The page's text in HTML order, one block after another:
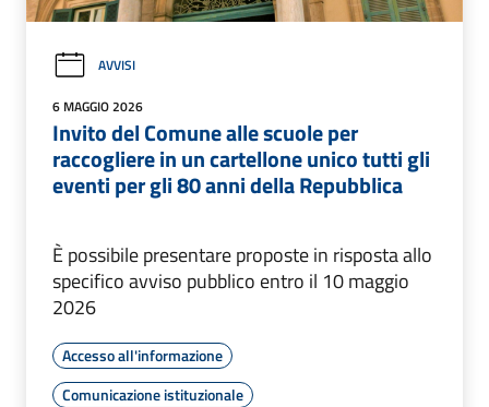
AVVISI
6 MAGGIO 2026
Invito del Comune alle scuole per
raccogliere in un cartellone unico tutti gli
eventi per gli 80 anni della Repubblica
È possibile presentare proposte in risposta allo
specifico avviso pubblico entro il 10 maggio
2026
Accesso all'informazione
Comunicazione istituzionale